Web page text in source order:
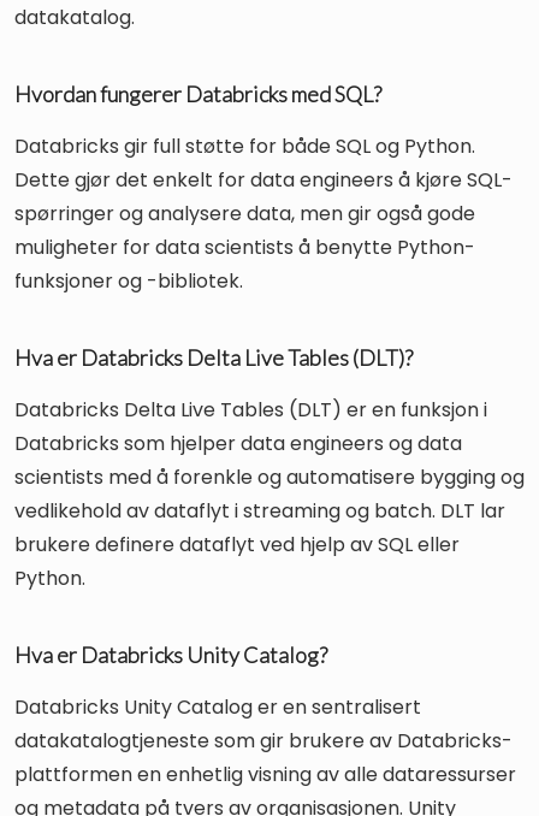
datakatalog.
Hvordan fungerer Databricks med SQL?
Databricks gir full støtte for både SQL og Python.
Dette gjør det enkelt for data engineers å kjøre SQL-
spørringer og analysere data, men gir også gode
muligheter for data scientists å benytte Python-
funksjoner og -bibliotek.
Hva er Databricks Delta Live Tables (DLT)?
Databricks Delta Live Tables (DLT) er en funksjon i
Databricks som hjelper data engineers og data
scientists med å forenkle og automatisere bygging og
vedlikehold av dataflyt i streaming og batch. DLT lar
brukere definere dataflyt ved hjelp av SQL eller
Python.
Hva er Databricks Unity Catalog?
Databricks Unity Catalog er en sentralisert
datakatalogtjeneste som gir brukere av Databricks-
plattformen en enhetlig visning av alle dataressurser
og metadata på tvers av organisasjonen. Unity